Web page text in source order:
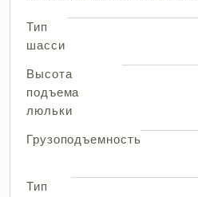
Тип
шасси
Высота
подъема
люльки
Грузоподъемность
Тип